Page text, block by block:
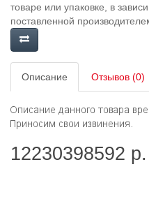
товаре или упаковке, в
поставленной
Описание Отзывов (0)
12230398592 р.